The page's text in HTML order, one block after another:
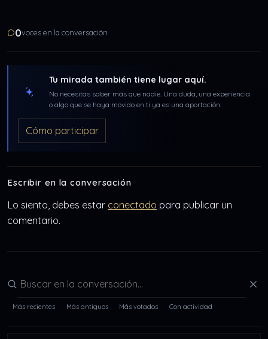
0voces en la conversación
Tu mirada también tiene lugar aquí.
No necesitas saber más que nadie. Una duda, una experiencia
o algo que se haya movido en ti ya es una aportación.
Cómo participar
Escribir en la conversación
Lo siento, debes estar conectado para publicar un
comentario.
Buscar en la conversación
Más recientes Más antiguos Más votados Con actividad